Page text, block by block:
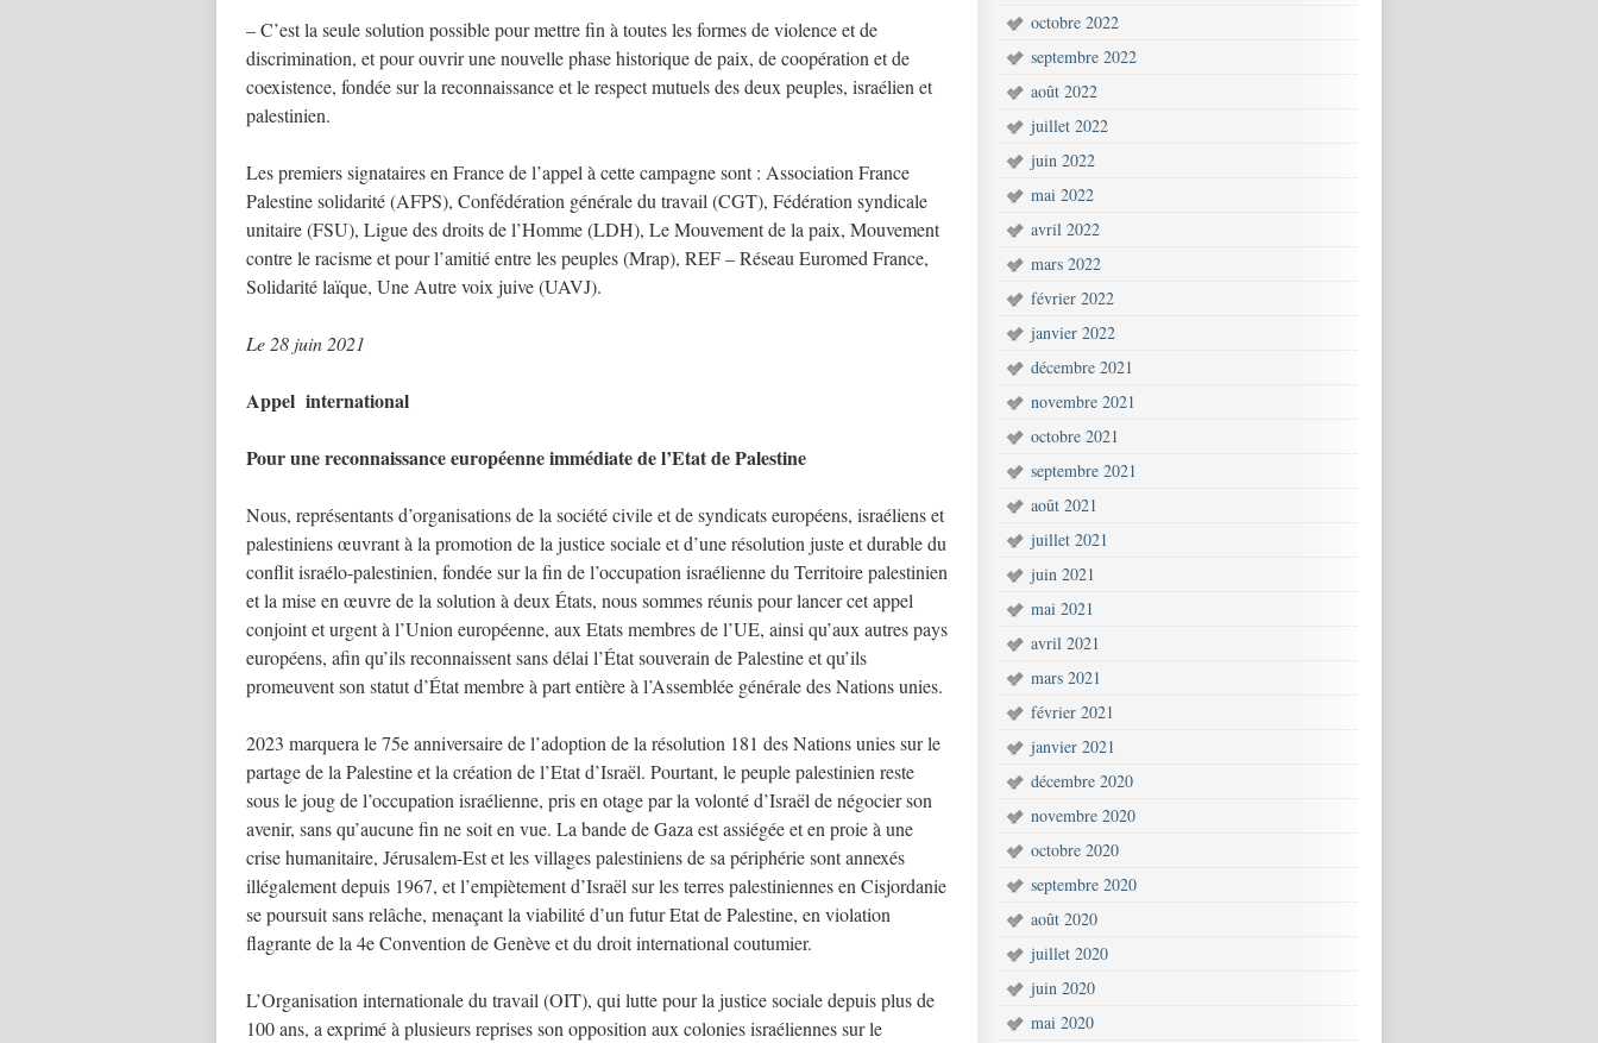
– C’est la seule solution possible pour mettre fin à toutes les formes de violence et de
discrimination, et pour ouvrir une nouvelle phase historique de paix, de coopération et de
coexistence, fondée sur la reconnaissance et le respect mutuels des deux peuples, israélien et
palestinien.
Les premiers signataires en France de l’appel à cette campagne sont : Association France
Palestine solidarité (AFPS), Confédération générale du travail (CGT), Fédération syndicale
unitaire (FSU), Ligue des droits de l’Homme (LDH), Le Mouvement de la paix, Mouvement
contre le racisme et pour l’amitié entre les peuples (Mrap), REF – Réseau Euromed France,
Solidarité laïque, Une Autre voix juive (UAVJ).
Le 28 juin 2021
Appel international
Pour une reconnaissance européenne immédiate de l’Etat de Palestine
Nous, représentants d’organisations de la société civile et de syndicats européens, israéliens et
palestiniens œuvrant à la promotion de la justice sociale et d’une résolution juste et durable du
conflit israélo-palestinien, fondée sur la fin de l’occupation israélienne du Territoire palestinien
et la mise en œuvre de la solution à deux États, nous sommes réunis pour lancer cet appel
conjoint et urgent à l’Union européenne, aux Etats membres de l’UE, ainsi qu’aux autres pays
européens, afin qu’ils reconnaissent sans délai l’État souverain de Palestine et qu’ils
promeuvent son statut d’État membre à part entière à l’Assemblée générale des Nations unies.
2023 marquera le 75e anniversaire de l’adoption de la résolution 181 des Nations unies sur le
partage de la Palestine et la création de l’Etat d’Israël. Pourtant, le peuple palestinien reste
sous le joug de l’occupation israélienne, pris en otage par la volonté d’Israël de négocier son
avenir, sans qu’aucune fin ne soit en vue. La bande de Gaza est assiégée et en proie à une
crise humanitaire, Jérusalem-Est et les villages palestiniens de sa périphérie sont annexés
illégalement depuis 1967, et l’empiètement d’Israël sur les terres palestiniennes en Cisjordanie
se poursuit sans relâche, menaçant la viabilité d’un futur Etat de Palestine, en violation
flagrante de la 4e Convention de Genève et du droit international coutumier.
L’Organisation internationale du travail (OIT), qui lutte pour la justice sociale depuis plus de
100 ans, a exprimé à plusieurs reprises son opposition aux colonies israéliennes sur le
octobre 2022
septembre 2022
août 2022
juillet 2022
juin 2022
mai 2022
avril 2022
mars 2022
février 2022
janvier 2022
décembre 2021
novembre 2021
octobre 2021
septembre 2021
août 2021
juillet 2021
juin 2021
mai 2021
avril 2021
mars 2021
février 2021
janvier 2021
décembre 2020
novembre 2020
octobre 2020
septembre 2020
août 2020
juillet 2020
juin 2020
mai 2020